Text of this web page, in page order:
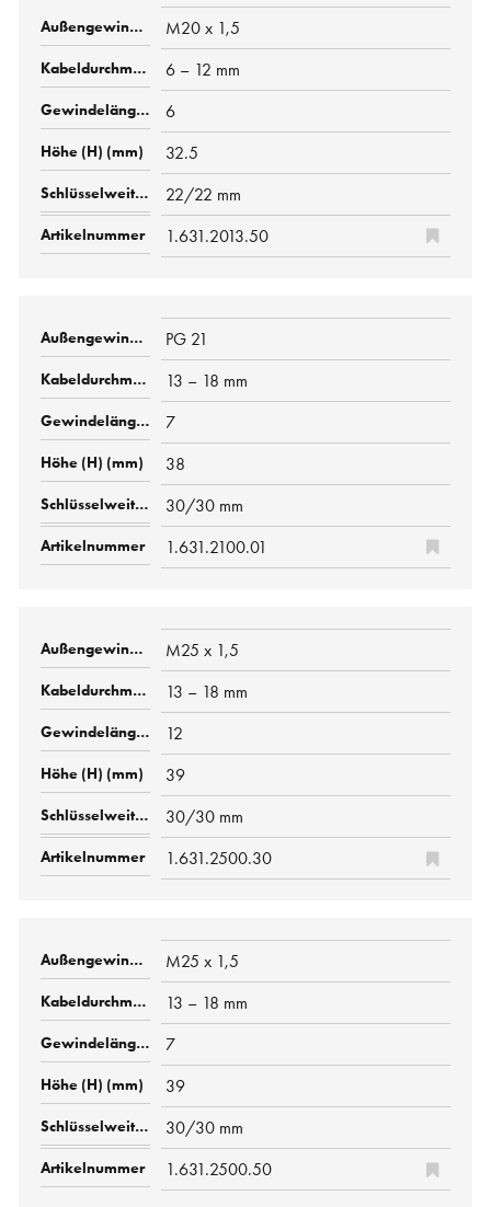
M20 x 1,5
6 – 12 mm
6
32.5
22/22 mm
1.631.2013.50
PG 21
13 – 18 mm
7
38
30/30 mm
1.631.2100.01
M25 x 1,5
13 – 18 mm
12
39
30/30 mm
1.631.2500.30
M25 x 1,5
13 – 18 mm
7
39
30/30 mm
1.631.2500.50